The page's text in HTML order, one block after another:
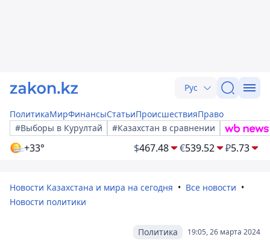
Рус
ПолитикаМирФинансыСтатьиПроисшествияПраво
#Выборы в Курултай
#Казахстан в сравнении
+33° $467.48 €539.52 ₽5.73
Новости Казахстана и мира на сегодня
Все новости
Новости политики
19:05, 26 марта 2024
Политика